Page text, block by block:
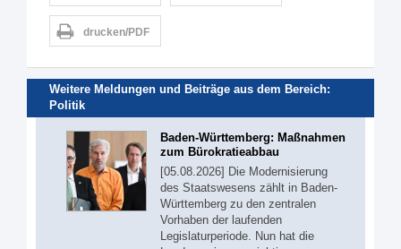
drucken/PDF
Weitere Meldungen und Beiträge aus dem Bereich:
Politik
Baden-Württemberg: Maßnahmen
zum Bürokratieabbau
[05.08.2026] Die Modernisierung
des Staatswesens zählt in Baden-
Württemberg zu den zentralen
Vorhaben der laufenden
Legislaturperiode. Nun hat die